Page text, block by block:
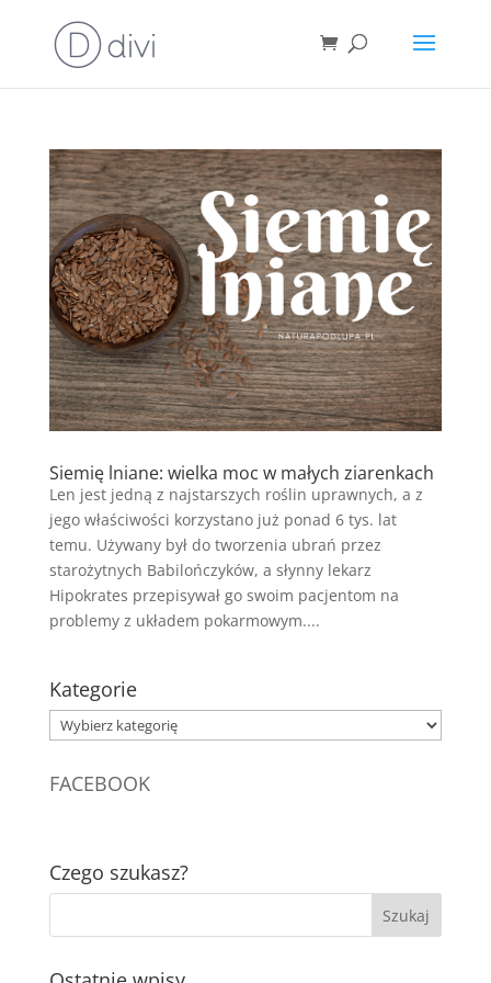
Siemię lniane: wielka moc w małych ziarenkach
Len jest jedną z najstarszych roślin uprawnych, a z
jego właściwości korzystano już ponad 6 tys. lat
temu. Używany był do tworzenia ubrań przez
starożytnych Babilończyków, a słynny lekarz
Hipokrates przepisywał go swoim pacjentom na
problemy z układem pokarmowym....
Kategorie
Kategorie
FACEBOOK
Czego szukasz?